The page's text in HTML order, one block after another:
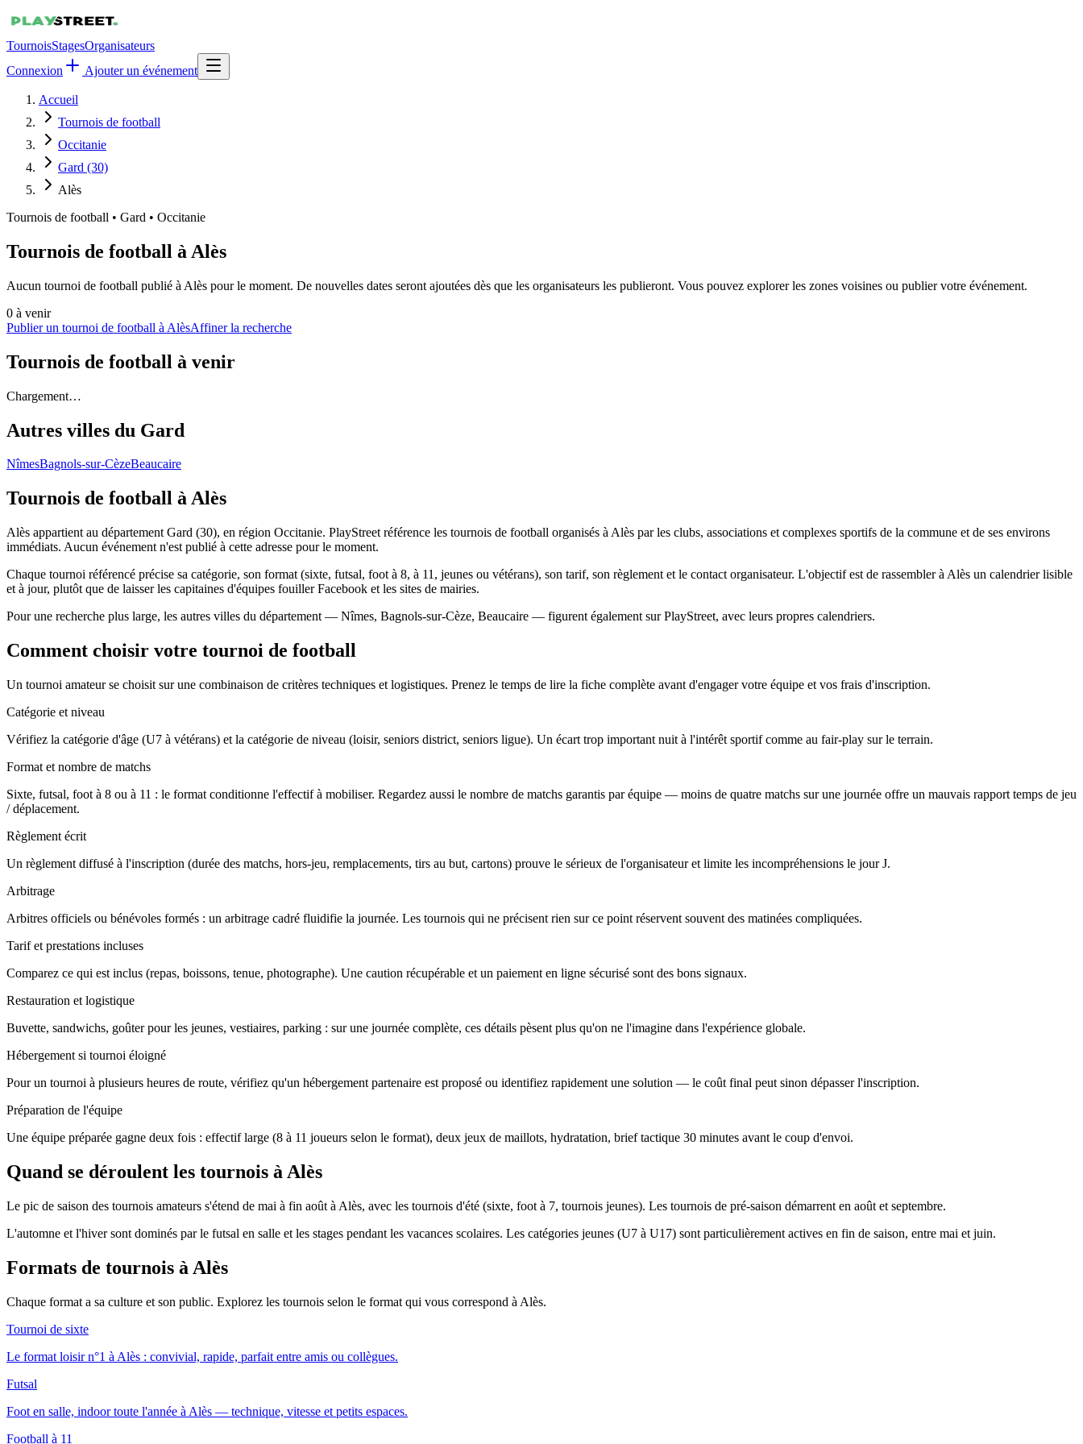
TournoisStagesOrganisateurs
Connexion
Ajouter un événement
Accueil
Tournois de football
Occitanie
Gard (30)
Alès
Tournois de football • Gard • Occitanie
Tournois de football à Alès
Aucun tournoi de football publié à Alès pour le moment. De nouvelles dates seront ajoutées dès que les organisateurs les publieront. Vous pouvez explorer les zones voisines ou publier votre événement.
0 à venir
Publier un tournoi de football à AlèsAffiner la recherche
Tournois de football à venir
Chargement…
Autres villes du Gard
NîmesBagnols-sur-CèzeBeaucaire
Tournois de football à Alès
Alès appartient au département Gard (30), en région Occitanie. PlayStreet référence les tournois de football organisés à Alès par les clubs, associations et complexes sportifs de la commune et de ses environs
immédiats. Aucun événement n'est publié à cette adresse pour le moment.
Chaque tournoi référencé précise sa catégorie, son format (sixte, futsal, foot à 8, à 11, jeunes ou vétérans), son tarif, son règlement et le contact organisateur. L'objectif est de rassembler à Alès un calendrier lisible
et à jour, plutôt que de laisser les capitaines d'équipes fouiller Facebook et les sites de mairies.
Pour une recherche plus large, les autres villes du département — Nîmes, Bagnols-sur-Cèze, Beaucaire — figurent également sur PlayStreet, avec leurs propres calendriers.
Comment choisir votre tournoi de football
Un tournoi amateur se choisit sur une combinaison de critères techniques et logistiques. Prenez le temps de lire la fiche complète avant d'engager votre équipe et vos frais d'inscription.
Catégorie et niveau
Vérifiez la catégorie d'âge (U7 à vétérans) et la catégorie de niveau (loisir, seniors district, seniors ligue). Un écart trop important nuit à l'intérêt sportif comme au fair-play sur le terrain.
Format et nombre de matchs
Sixte, futsal, foot à 8 ou à 11 : le format conditionne l'effectif à mobiliser. Regardez aussi le nombre de matchs garantis par équipe — moins de quatre matchs sur une journée offre un mauvais rapport temps de jeu
/ déplacement.
Règlement écrit
Un règlement diffusé à l'inscription (durée des matchs, hors-jeu, remplacements, tirs au but, cartons) prouve le sérieux de l'organisateur et limite les incompréhensions le jour J.
Arbitrage
Arbitres officiels ou bénévoles formés : un arbitrage cadré fluidifie la journée. Les tournois qui ne précisent rien sur ce point réservent souvent des matinées compliquées.
Tarif et prestations incluses
Comparez ce qui est inclus (repas, boissons, tenue, photographe). Une caution récupérable et un paiement en ligne sécurisé sont des bons signaux.
Restauration et logistique
Buvette, sandwichs, goûter pour les jeunes, vestiaires, parking : sur une journée complète, ces détails pèsent plus qu'on ne l'imagine dans l'expérience globale.
Hébergement si tournoi éloigné
Pour un tournoi à plusieurs heures de route, vérifiez qu'un hébergement partenaire est proposé ou identifiez rapidement une solution — le coût final peut sinon dépasser l'inscription.
Préparation de l'équipe
Une équipe préparée gagne deux fois : effectif large (8 à 11 joueurs selon le format), deux jeux de maillots, hydratation, brief tactique 30 minutes avant le coup d'envoi.
Quand se déroulent les tournois à Alès
Le pic de saison des tournois amateurs s'étend de mai à fin août à Alès, avec les tournois d'été (sixte, foot à 7, tournois jeunes). Les tournois de pré-saison démarrent en août et septembre.
L'automne et l'hiver sont dominés par le futsal en salle et les stages pendant les vacances scolaires. Les catégories jeunes (U7 à U17) sont particulièrement actives en fin de saison, entre mai et juin.
Formats de tournois à Alès
Chaque format a sa culture et son public. Explorez les tournois selon le format qui vous correspond à Alès.
Tournoi de sixte
Le format loisir n°1 à Alès : convivial, rapide, parfait entre amis ou collègues.
Futsal
Foot en salle, indoor toute l'année à Alès — technique, vitesse et petits espaces.
Football à 11